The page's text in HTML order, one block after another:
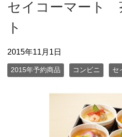
セイコーマート
ト
2015年11月1日
2015年予約商品 コンビニ セ